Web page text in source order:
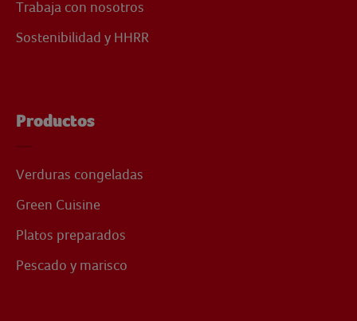
Trabaja con nosotros
Sostenibilidad y HHRR
Productos
Verduras congeladas
Green Cuisine
Platos preparados
Pescado y marisco